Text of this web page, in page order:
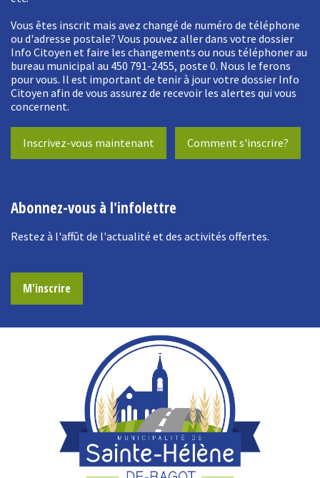
Vous êtes inscrit mais avez changé de numéro de téléphone
ou d'adresse postale? Vous pouvez aller dans votre dossier
Info Citoyen et faire les changements ou nous téléphoner au
bureau municipal au 450 791-2455, poste 0. Nous le ferons
pour vous. Il est important de tenir à jour votre dossier Info
Citoyen afin de vous assurez de recevoir les alertes qui vous
concernent.
Inscrivez-vous maintenant Comment s'inscrire?
Abonnez-vous à l'infolettre
Restez à l'affût de l'actualité et des activités offertes.
M'inscrire